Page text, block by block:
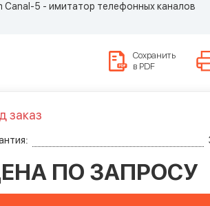
Canal-5 - имитатор телефонных каналов
Сохранить
в PDF
заказ
ПО ЗАПРОСУ